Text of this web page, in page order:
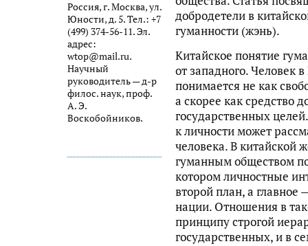
Россия, г. Москва, ул.
Юности, д. 5. Тел.: +7
(499) 374-56-11. Эл.
адрес:
wtop@mail.ru.
Научный
руководитель — д-р
филос. наук, проф.
А. Э.
Воскобойников.
добродетели в
гуманности (жэнь).
Китайское понятие
от западного. Человек
понимается не как
а скорее как средство
государственных
к личности может
человека. В китайской
гуманным обществом
котором личностные
второй план, а главное
нации. Отношения в
принципу строгой
государственных, и в